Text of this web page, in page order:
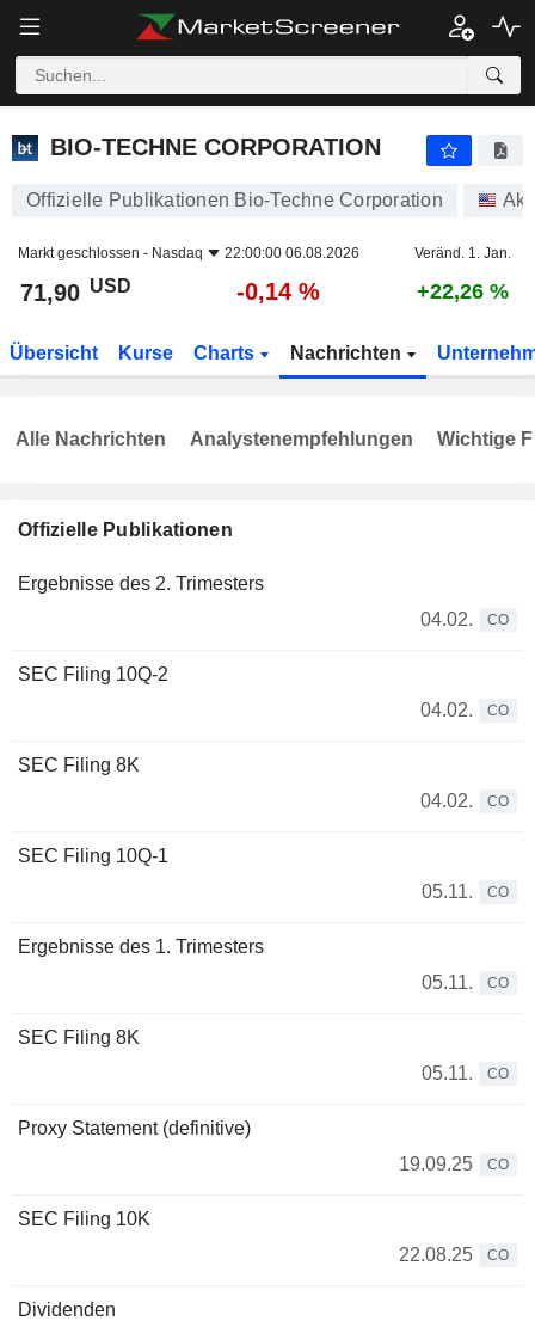
BIO-TECHNE CORPORATION
BIO-TECHNE CORPORATION
Offizielle Publikationen Bio-Techne Corporation
Markt geschlossen - Nasdaq 22:00:00 06.08.2026 Veränd. 1. Jan.
71,90 USD -0,14 % +22,26 %
Übersicht Kurse Charts Nachrichten
Offizielle Publikationen
Ergebnisse des 2. Trimesters
04.02.
CO
SEC Filing 10Q-2
04.02.
CO
SEC Filing 8K
04.02.
CO
SEC Filing 10Q-1
05.11.
CO
Ergebnisse des 1. Trimesters
05.11.
CO
SEC Filing 8K
05.11.
CO
Proxy Statement (definitive)
19.09.25
CO
SEC Filing 10K
22.08.25
CO
Dividenden
Alle Nachrichten Analystenempfehlungen Wichtige